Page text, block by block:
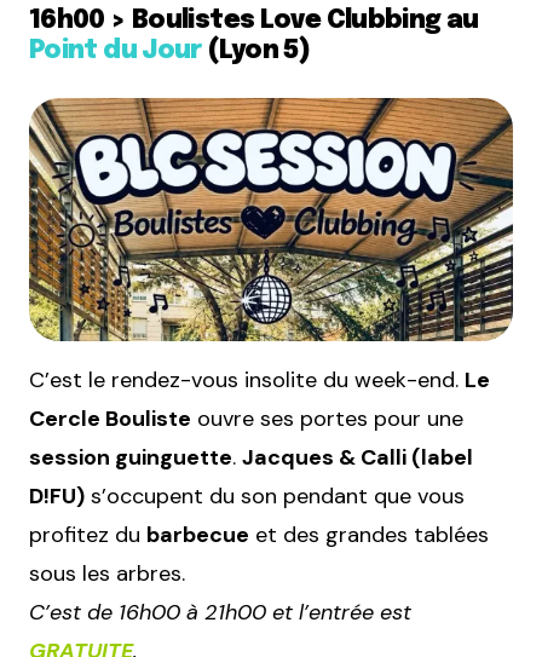
16h00 > Boulistes Love Clubbing au
Point du Jour(Lyon 5)
C’est le rendez-vous insolite du week-end. Le
Cercle Bouliste ouvre ses portes pour une
session guinguette. Jacques & Calli (label
D!FU) s’occupent du son pendant que vous
profitez du barbecue et des grandes tablées
sous les arbres.
C’est de 16h00 à 21h00 et l’entrée est
GRATUITE.